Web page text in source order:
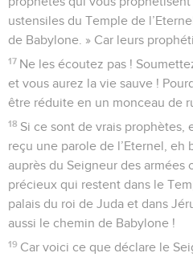
ustensiles du Temple de
de Babylone. » Car leurs
17 Ne les écoutez pas !
et vous aurez la vie sauve !
être réduite en un monceau de
18 Si ce sont de vrais prophètes,
reçu une parole de l’Eternel, eh
auprès du Seigneur des armées
précieux qui restent dans le
palais du roi de Juda et dans
aussi le chemin de Babylone !
19 Car voici ce que déclare le